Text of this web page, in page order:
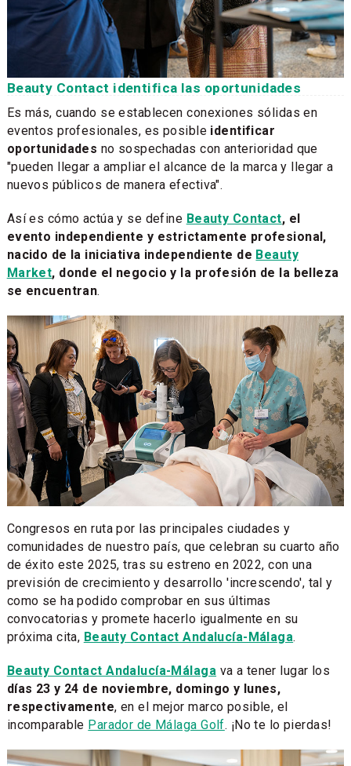
Beauty Contact identifica las oportunidades
Es más, cuando se establecen conexiones sólidas en
eventos profesionales, es posibleidentificar
oportunidades no sospechadas con anterioridad que
"pueden llegar a ampliar el alcance de la marca y llegar a
nuevos públicos de manera efectiva".
Así es cómo actúa y se define Beauty Contact, el
evento independiente y estrictamente profesional,
nacido de la iniciativa independiente de Beauty
Market, donde el negocio y la profesión de la belleza
se encuentran.
Congresos en ruta por las principales ciudades y
comunidades de nuestro país, que celebran su cuarto año
de éxito este 2025, tras su estreno en 2022, con una
previsión de crecimiento y desarrollo 'increscendo', tal y
como se ha podido comprobar en sus últimas
convocatorias y promete hacerlo igualmente en su
próxima cita, Beauty Contact Andalucía-Málaga.
Beauty Contact Andalucía-Málaga va a tener lugar los
días 23 y 24 de noviembre, domingo y lunes,
respectivamente, en el mejor marco posible, el
incomparable Parador de Málaga Golf. ¡No te lo pierdas!